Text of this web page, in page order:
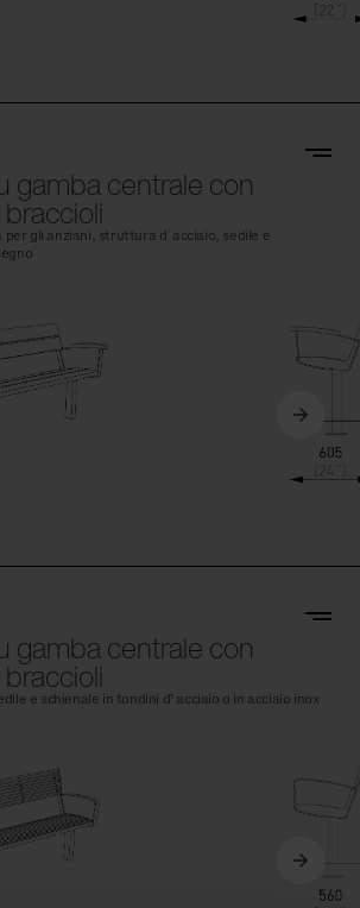
gamba centrale con
gli anziani, struttura d´acciaio, sedile e
gamba centrale con
e schienale in tondini d’ acciaio o in acciaio inox